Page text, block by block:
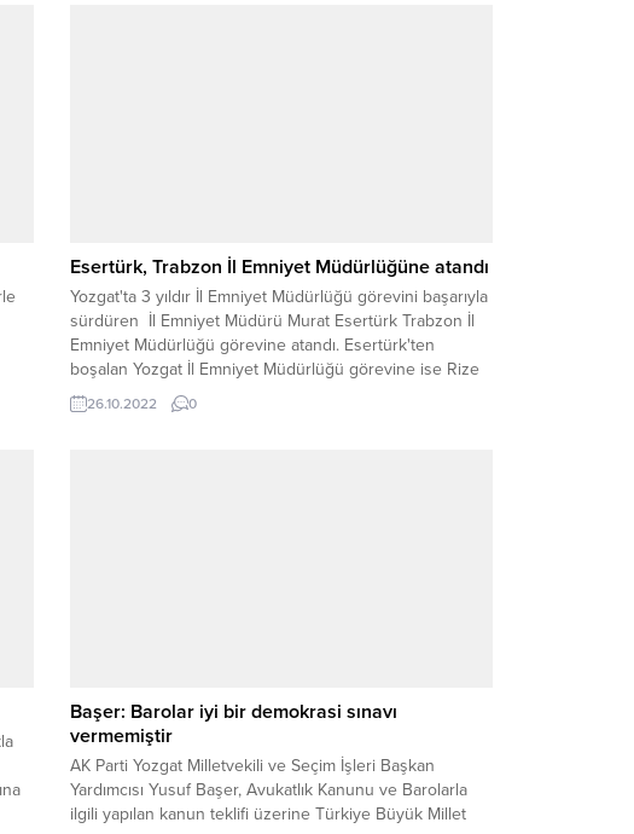
Esertürk, Trabzon İl Emniyet Müdürlüğüne atandı
Yozgat'ta 3 yıldır İl Emniyet Müdürlüğü görevini başarıyla
sürdüren İl Emniyet Müdürü Murat Esertürk Trabzon İl
Emniyet Müdürlüğü görevine atandı. Esertürk'ten
boşalan Yozgat İl Emniyet Müdürlüğü görevine ise Rize
Polis Okulu Müdürü Kenan Şaban Süzgün atandı.
26.10.2022 0
Başer: Barolar iyi bir demokrasi sınavı
vermemiştir
AK Parti Yozgat Milletvekili ve Seçim İşleri Başkan
Yardımcısı Yusuf Başer, Avukatlık Kanunu ve Barolarla
ilgili yapılan kanun teklifi üzerine Türkiye Büyük Millet